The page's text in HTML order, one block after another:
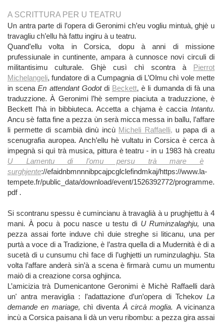
A SCRITTURA PER U TEATRU
Un antra parte di l’opera di Geronimi ch’eu vogliu mintuà, ghjè u
travagliu ch’ellu hà fattu ingiru à u teatru.
Quand’ellu volta in Corsica, dopu à anni di missione
prufessiunale in cuntinente, ampara à cunnosce novi circuli di
militantisimu culturale. Ghjè cusì chì scontra à Pierrot
Michelangeli, fundatore di a Cumpagnia di L’Olmu chì vole mette
in scenaEn attendant Godotdi Beckett, è li dumanda di fà una
traduzzione. À Geronimi l’hè sempre piaciuta a traduzzione, è
Beckett l’hà in bibbiuteca. Accetta a chjama è caccia Intantu.
Ancu sè fatta fine a pezza ùn serà micca messa in ballu, l’affare
li permette di scambià dinù incù Micheli Raffaelli, u papa di a
scenugrafia auropea. Anch’ellu hè vultatu in Corsica è cerca à
impegnà si quì trà musica, pittura è teatru - in u 1983 hà creatu
U Lamentu di l’omu persu trà mare è
surghjente://efaidnbmnnnibpcajpcglclefindmkaj/https://www.la-
tempete.fr/public_data/download/event/1526392772/programme.
pdf .
Si scontranu spessu è cumincianu à travaglià à u prughjettu à 4
mani. À pocu à pocu nasce u testu di U Ruminzalaghju, una
pezza assai forte induve chì duie streghe si liticanu, una per
purtà a voce di a Tradizione, è l’astra quella di a Mudernità è di a
sucetà di u cunsumu chì face di l’ughjetti un ruminzulaghju. Sta
volta l’affare anderà sin’à a scena è firmarà cumu un mumentu
maiò di a creazione corsa oghjinca.
L’amicizia trà Dumenicantone Geronimi è Michè Raffaelli darà
un' antra meraviglia : l’adattazione d’un’opera di Tchekov La
demande en mariage, chì diventa À circà moglia. A vicinanza
incù a Corsica paisana li dà un veru ribombu: a pezza gira assai